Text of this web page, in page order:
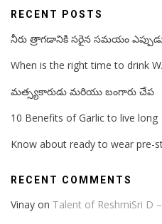
RECENT POSTS
నీరు త్రాగడానికి సరైన సమయం
When is the right time to drink
మత్స్యకారుడు మరియు బంగారు చేప
10 Benefits of Garlic to live long
Know about ready to wear pre-
RECENT COMMENTS
Vinay on Talent of ReshmiSri D